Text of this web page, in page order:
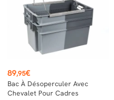
Prix
89,95€
Bac À Désoperculer Avec
Chevalet Pour Cadres